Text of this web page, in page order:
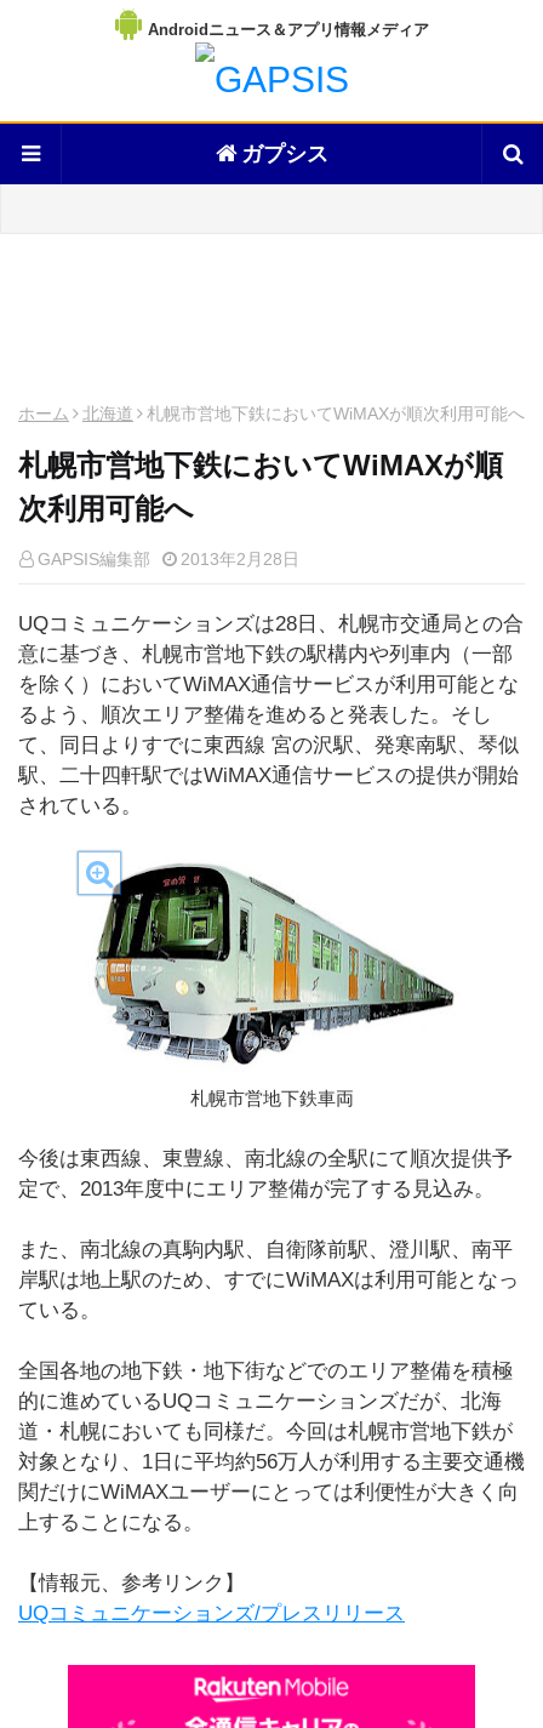
Androidニュース＆アプリ情報メディア
ガプシス
ホーム 北海道 札幌市営地下鉄においてWiMAXが順次利用可能へ
札幌市営地下鉄においてWiMAXが順
次利用可能へ
GAPSIS編集部 2013年2月28日
UQコミュニケーションズは28日、札幌市交通局との合
意に基づき、札幌市営地下鉄の駅構内や列車内（一部
を除く）においてWiMAX通信サービスが利用可能とな
るよう、順次エリア整備を進めると発表した。そし
て、同日よりすでに東西線 宮の沢駅、発寒南駅、琴似
駅、二十四軒駅ではWiMAX通信サービスの提供が開始
されている。
札幌市営地下鉄車両
今後は東西線、東豊線、南北線の全駅にて順次提供予
定で、2013年度中にエリア整備が完了する見込み。
また、南北線の真駒内駅、自衛隊前駅、澄川駅、南平
岸駅は地上駅のため、すでにWiMAXは利用可能となっ
ている。
全国各地の地下鉄・地下街などでのエリア整備を積極
的に進めているUQコミュニケーションズだが、北海
道・札幌においても同様だ。今回は札幌市営地下鉄が
対象となり、1日に平均約56万人が利用する主要交通機
関だけにWiMAXユーザーにとっては利便性が大きく向
上することになる。
【情報元、参考リンク】
UQコミュニケーションズ/プレスリリース